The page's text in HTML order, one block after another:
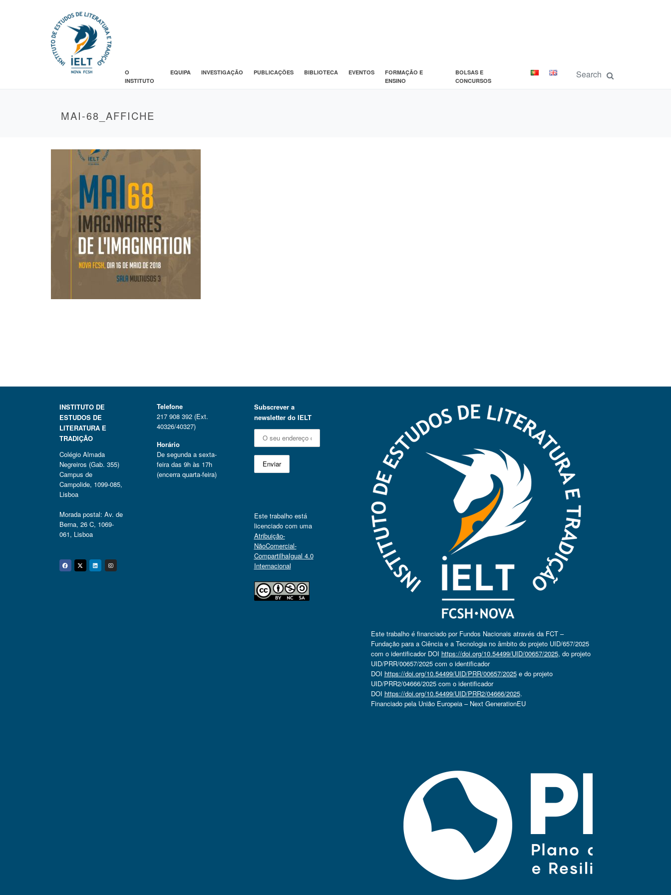
O
INSTITUTO
EQUIPA INVESTIGAÇÃO PUBLICAÇÕES BIBLIOTECA EVENTOS
FORMAÇÃO E
ENSINO
BOLSAS E
CONCURSOS
MAI-68_AFFICHE
INSTITUTO DE
ESTUDOS DE
LITERATURA E
TRADIÇÃO
Colégio Almada
Negreiros (Gab. 355)
Campus de
Campolide, 1099-085,
Lisboa
Morada postal: Av. de
Berna, 26 C, 1069-
061, Lisboa
Facebook
Twitter
Linkedin
Instagram
Telefone
217 908 392 (Ext.
40326/40327)
Horário
De segunda a sexta-
feira das 9h às 17h
(encerra quarta-feira)
Subscrever a
newsletter do IELT
Este trabalho está
licenciado com uma
Atribuição-
NãoComercial-
CompartilhaIgual 4.0
Internacional
Este trabalho é financiado por Fundos Nacionais através da FCT –
Fundação para a Ciência e a Tecnologia no âmbito do projeto UID/657/2025
com o identificador DOI https://doi.org/10.54499/UID/00657/2025, do projeto
UID/PRR/00657/2025 com o identificador
DOI https://doi.org/10.54499/UID/PRR/00657/2025e do projeto
UID/PRR2/04666/2025 com o identificador
DOI https://doi.org/10.54499/UID/PRR2/04666/2025.
Financiado pela União Europeia – Next GenerationEU